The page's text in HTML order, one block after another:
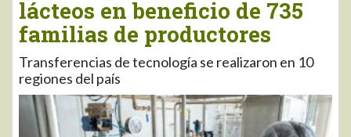
lácteos en beneficio de 735
familias de productores
Transferencias de tecnología se realizaron en 10
regiones del país